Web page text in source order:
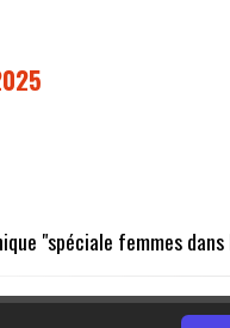
"spéciale femmes